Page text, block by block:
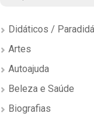
Didáticos /
Artes
Autoajuda
Beleza e Saúde
Biografias